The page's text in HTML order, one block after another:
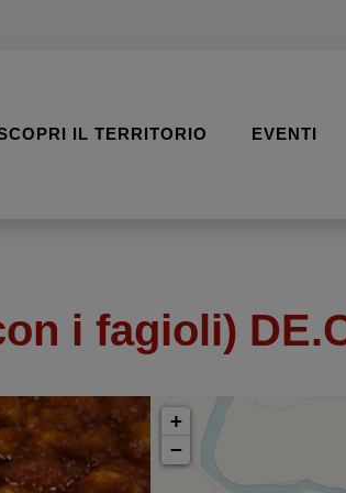
IL TERRITORIO EVENTI
i fagioli)
+
−